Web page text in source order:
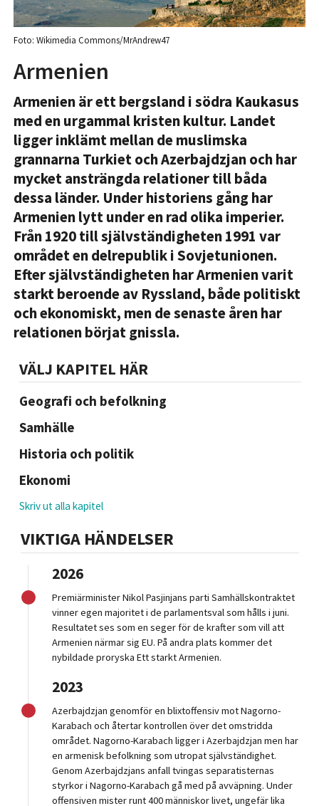
Foto: Wikimedia Commons/MrAndrew47
Armenien
Armenien är ett bergsland i södra Kaukasus
med en urgammal kristen kultur. Landet
ligger inklämt mellan de muslimska
grannarna Turkiet och Azerbajdzjan och har
mycket ansträngda relationer till båda
dessa länder. Under historiens gång har
Armenien lytt under en rad olika imperier.
Från 1920 till självständigheten 1991 var
området en delrepublik i Sovjetunionen.
Efter självständigheten har Armenien varit
starkt beroende av Ryssland, både politiskt
och ekonomiskt, men de senaste åren har
relationen börjat gnissla.
VÄLJ KAPITEL HÄR
Geografi och befolkning
Samhälle
Historia och politik
Ekonomi
Skriv ut alla kapitel
VIKTIGA HÄNDELSER
2026
Premiärminister Nikol Pasjinjans parti Samhällskontraktet
vinner egen majoritet i de parlamentsval som hålls i juni.
Resultatet ses som en seger för de krafter som vill att
Armenien närmar sig EU. På andra plats kommer det
nybildade proryska Ett starkt Armenien.
2023
Azerbajdzjan genomför en blixtoffensiv mot Nagorno-
Karabach och återtar kontrollen över det omstridda
området. Nagorno-Karabach ligger i Azerbajdzjan men har
en armenisk befolkning som utropat självständighet.
Genom Azerbajdzjans anfall tvingas separatisternas
styrkor i Nagorno-Karabach gå med på avväpning. Under
offensiven mister runt 400 människor livet, ungefär lika